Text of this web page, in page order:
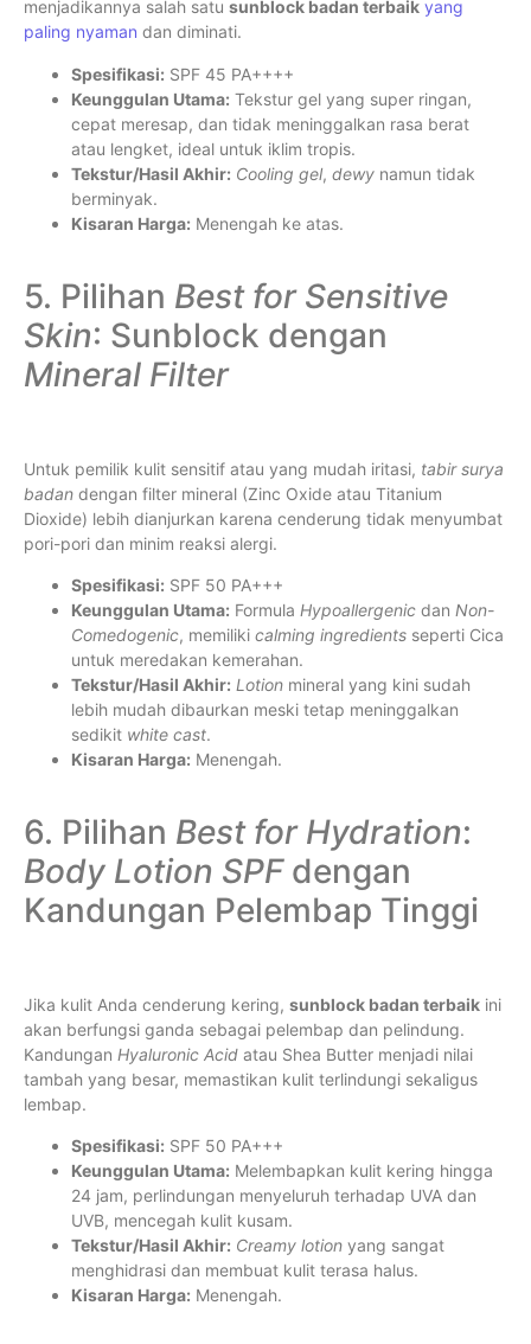
menjadikannya salah satu sunblock badan terbaik yang
paling nyaman dan diminati.
Spesifikasi: SPF 45 PA++++
Keunggulan Utama: Tekstur gel yang super ringan,
cepat meresap, dan tidak meninggalkan rasa berat
atau lengket, ideal untuk iklim tropis.
Tekstur/Hasil Akhir: Cooling gel, dewy namun tidak
berminyak.
Kisaran Harga: Menengah ke atas.
5. Pilihan Best for Sensitive
Skin: Sunblock dengan
Mineral Filter
Untuk pemilik kulit sensitif atau yang mudah iritasi, tabir surya
badan dengan filter mineral (Zinc Oxide atau Titanium
Dioxide) lebih dianjurkan karena cenderung tidak menyumbat
pori-pori dan minim reaksi alergi.
Spesifikasi: SPF 50 PA+++
Keunggulan Utama: Formula Hypoallergenic dan Non-
Comedogenic, memiliki calming ingredients seperti Cica
untuk meredakan kemerahan.
Tekstur/Hasil Akhir: Lotion mineral yang kini sudah
lebih mudah dibaurkan meski tetap meninggalkan
sedikit white cast.
Kisaran Harga: Menengah.
6. Pilihan Best for Hydration:
Body Lotion SPFdengan
Kandungan Pelembap Tinggi
Jika kulit Anda cenderung kering, sunblock badan terbaik ini
akan berfungsi ganda sebagai pelembap dan pelindung.
Kandungan Hyaluronic Acid atau Shea Butter menjadi nilai
tambah yang besar, memastikan kulit terlindungi sekaligus
lembap.
Spesifikasi: SPF 50 PA+++
Keunggulan Utama: Melembapkan kulit kering hingga
24 jam, perlindungan menyeluruh terhadap UVA dan
UVB, mencegah kulit kusam.
Tekstur/Hasil Akhir: Creamy lotion yang sangat
menghidrasi dan membuat kulit terasa halus.
Kisaran Harga: Menengah.